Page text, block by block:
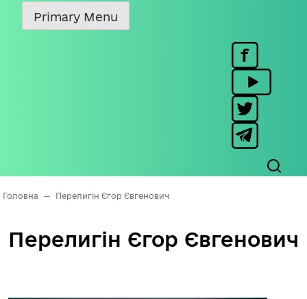
Primary Menu
Головна — Перелигін Єгор Євгенович
Перелигін Єгор Євгенович